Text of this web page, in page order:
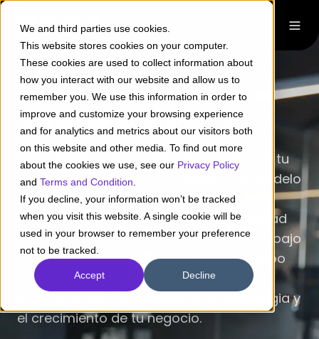
We and third parties use cookies.
This website stores cookies on your computer.
These cookies are used to collect information about
how you interact with our website and allow us to
remember you. We use this information in order to
improve and customize your browsing experience
and for analytics and metrics about our visitors both
on this website and other media. To find out more
about the cookies we use, see our Privacy Policy
and Terms and Condition
If you decline, your information won’t be tracked
when you visit this website. A single cookie will be
used in your browser to remember your preference
not to be tracked.
Accept Decline
Soporte Salesforce
Garantizamos la continuidad y salud de tu
ecosistema Salesforce mediante un modelo
de soporte proactivo y expertos
certificados. Optimizamos tu operatividad
diaria y resolvemos incidencias críticas bajo
SLAs rigurosos, permitiendo que tu equipo
se libere de la gestión técnica para
enfocarse exclusivamente en la estrategia y
el crecimiento de tu negocio.